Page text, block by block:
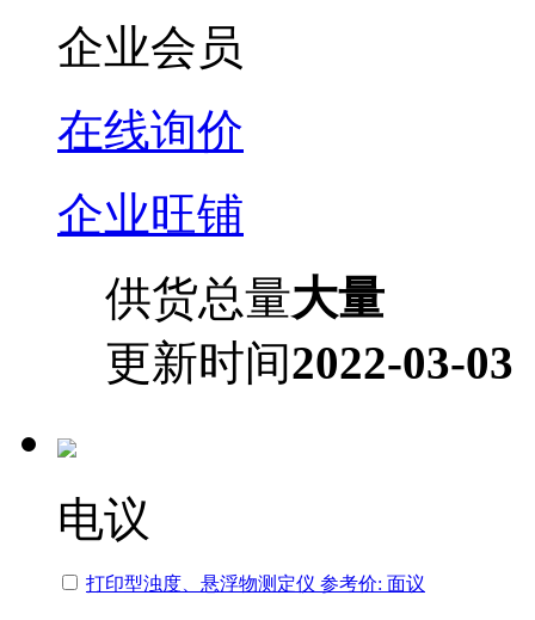
企业会员
在线询价
企业旺铺
供货总量大量
更新时间2022-03-03
电议
打印型浊度、悬浮物测定仪 参考价: 面议